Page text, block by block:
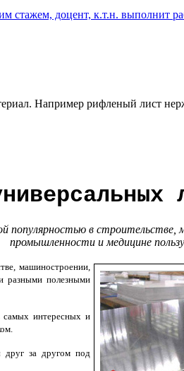
стажем, доцент, к.т.н. выполнит
Например рифленый лист
популярностью в
промышленности и медицине
машиностроении,
разными полезными
самых интересных и
друг за другом под